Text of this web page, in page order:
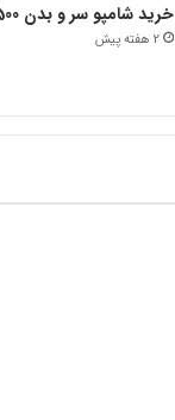
خرید شامپو سر و بدن 500 میل کودک موستلا
2 هفته پیش